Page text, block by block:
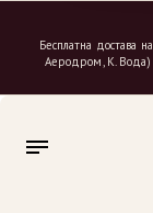
Бесплатна достава
Аеродром, К. Вода)